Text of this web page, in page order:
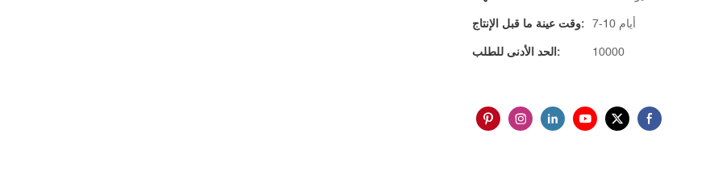
وقت عينة ما قبل الإنتاج: 7-10 أيام
الحد الأدنى للطلب: 10000